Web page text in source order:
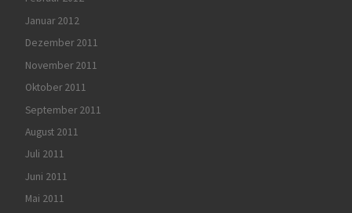
Januar 2012
Dezember 2011
November 2011
Oktober 2011
September 2011
August 2011
Juli 2011
Juni 2011
Mai 2011